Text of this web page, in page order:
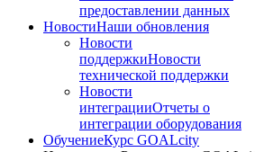
предоставлении данных
НовостиНаши обновления
Новости
поддержкиНовости
технической поддержки
Новости
интеграцииОтчеты о
интеграции оборудования
ОбучениеКурс GOALcity